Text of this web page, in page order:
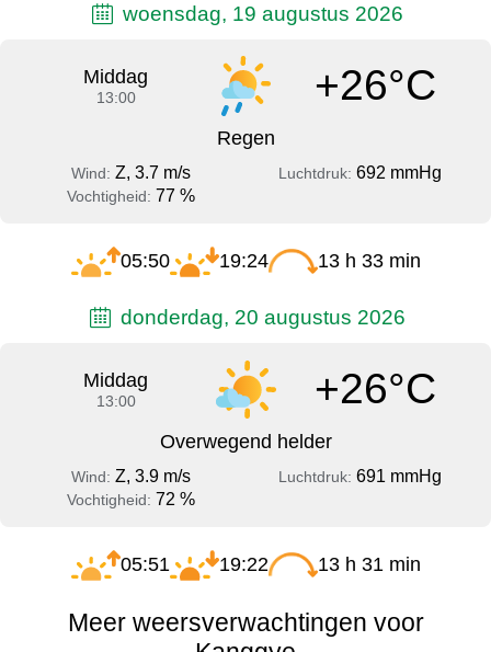
woensdag, 19 augustus 2026
Middag
13:00 +26°C
Regen
Wind: Z, 3.7 m/s Luchtdruk: 692 mmHg
Vochtigheid: 77 %
05:50 19:24 13 h 33 min
donderdag, 20 augustus 2026
Middag
13:00 +26°C
Overwegend helder
Wind: Z, 3.9 m/s Luchtdruk: 691 mmHg
Vochtigheid: 72 %
05:51 19:22 13 h 31 min
Meer weersverwachtingen voor